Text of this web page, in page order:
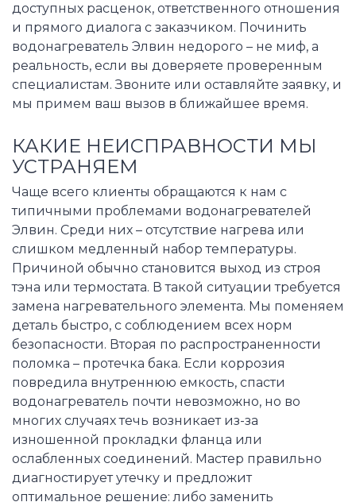
доступных расценок, ответственного отношения
и прямого диалога с заказчиком. Починить
водонагреватель Элвин недорого – не миф, а
реальность, если вы доверяете проверенным
специалистам. Звоните или оставляйте заявку, и
мы примем ваш вызов в ближайшее время.
КАКИЕ НЕИСПРАВНОСТИ МЫ
УСТРАНЯЕМ
Чаще всего клиенты обращаются к нам с
типичными проблемами водонагревателей
Элвин. Среди них – отсутствие нагрева или
слишком медленный набор температуры.
Причиной обычно становится выход из строя
тэна или термостата. В такой ситуации требуется
замена нагревательного элемента. Мы поменяем
деталь быстро, с соблюдением всех норм
безопасности. Вторая по распространенности
поломка – протечка бака. Если коррозия
повредила внутреннюю емкость, спасти
водонагреватель почти невозможно, но во
многих случаях течь возникает из-за
изношенной прокладки фланца или
ослабленных соединений. Мастер правильно
диагностирует утечку и предложит
оптимальное решение: либо заменить